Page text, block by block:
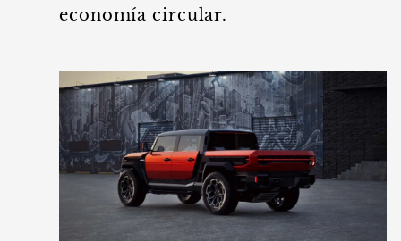
economía circular.